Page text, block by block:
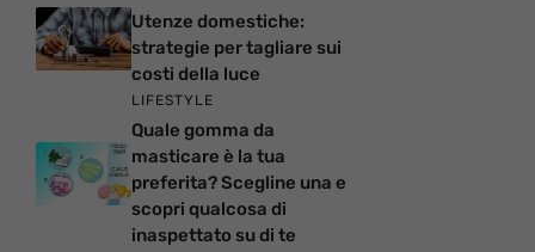
Utenze domestiche:
strategie per tagliare sui
costi della luce
LIFESTYLE
Quale gomma da
masticare è la tua
preferita? Scegline una e
scopri qualcosa di
inaspettato su di te